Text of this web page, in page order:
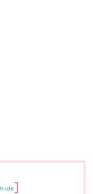
hide]